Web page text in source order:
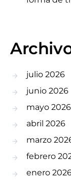
julio 2026
junio 2026
mayo 2026
abril 2026
marzo
febrero
enero